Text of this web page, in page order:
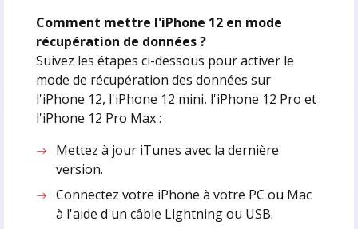
Comment mettre l'iPhone 12 en mode
récupération de données ?
Suivez les étapes ci-dessous pour activer le
mode de récupération des données sur
l'iPhone 12, l'iPhone 12 mini, l'iPhone 12 Pro et
l'iPhone 12 Pro Max :
Mettez à jour iTunes avec la dernière
version.
Connectez votre iPhone à votre PC ou Mac
à l'aide d'un câble Lightning ou USB.